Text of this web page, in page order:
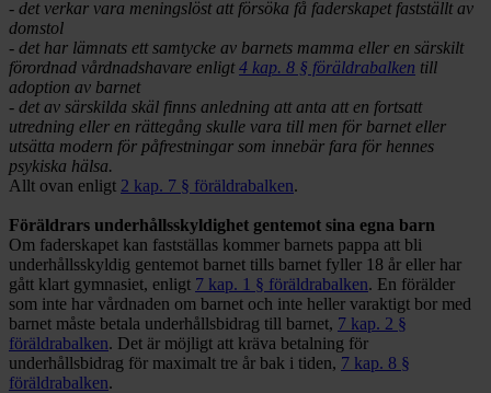
- det verkar vara meningslöst att försöka få faderskapet fastställt av
domstol
- det har lämnats ett samtycke av barnets mamma eller en särskilt
förordnad vårdnadshavare enligt4 kap. 8 § föräldrabalken till
adoption av barnet
- det av särskilda skäl finns anledning att anta att en fortsatt
utredning eller en rättegång skulle vara till men för barnet eller
utsätta modern för påfrestningar som innebär fara för hennes
psykiska hälsa.
Allt ovan enligt 2 kap. 7 § föräldrabalken.
Föräldrars underhållsskyldighet gentemot sina egna barn
Om faderskapet kan fastställas kommer barnets pappa att bli
underhållsskyldig gentemot barnet tills barnet fyller 18 år eller har
gått klart gymnasiet, enligt 7 kap. 1 § föräldrabalken. En förälder
som inte har vårdnaden om barnet och inte heller varaktigt bor med
barnet måste betala underhållsbidrag till barnet, 7 kap. 2 §
föräldrabalken. Det är möjligt att kräva betalning för
underhållsbidrag för maximalt tre år bak i tiden, 7 kap. 8 §
föräldrabalken.